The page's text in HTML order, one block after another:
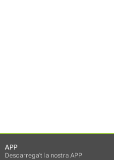
APP
Descarrega't la nostra APP